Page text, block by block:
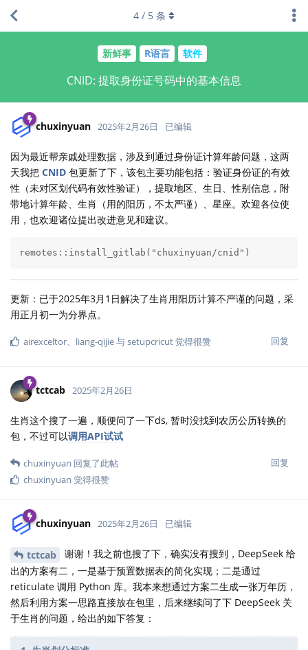
新鲜事 R语言 软件
CNID: 提取身份证号码中的基本信息
4 / 5 条
chuxinyuan 2025年2月26日 已编辑
因为最近帮亲戚处理数据，涉及到通过身份证计算年龄问题，这两
天我把 CNID 包更新了下，该包主要功能包括：验证身份证的有效
性（未对区划代码有效性验证），提取地区、生日、性别信息，附
带地计算年龄、生肖（用的阳历，不太严谨）、星座。欢迎各位使
用，也欢迎诸位提出改进意见和建议。
remotes::install_gitlab("chuxinyuan/cnid")
更新：已于2025年3月1日解决了生肖用阳历计算不严谨的问题，采
用正月初一为分界点。
回复
airexceltor、 liang-qijie与setupcricut觉得很赞
tctcab 2025年2月26日
生肖这个搜了一遍，顺便问了一下ds, 暂时没找到农历公历转换的
包，不过可以调用API试试
回复
chuxinyuan 回复了此帖
chuxinyuan 觉得很赞
chuxinyuan 2025年2月26日 已编辑
tctcab
谢谢！我之前也搜了下，确实没有搜到，DeepSeek 给
出的方案有二，一是基于预置数据表的简化实现；二是通过
reticulate 调用 Python 库。我本来想通过方案二生成一张万年历，
然后利用方案一思路直接放在包里，后来继续问了下 DeepSeek 关
于生肖的问题，给出的如下答复：